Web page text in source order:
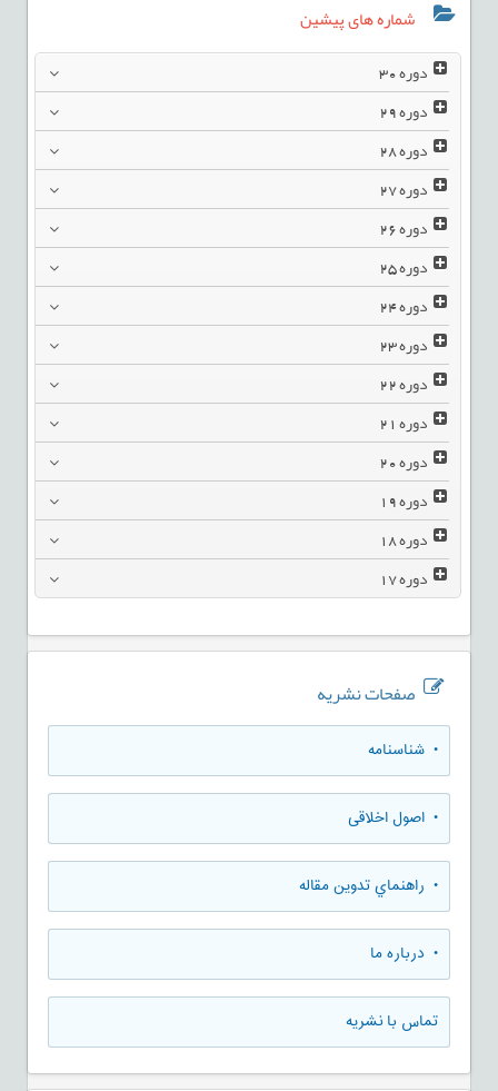
شماره های پیشین
دوره30
دوره29
دوره28
دوره27
دوره26
دوره25
دوره24
دوره23
دوره22
دوره21
دوره20
دوره19
دوره18
دوره17
صفحات نشریه
• شناسنامه
• اصول اخلاقی
• راهنماي تدوين مقاله
• درباره ما
تماس با نشریه